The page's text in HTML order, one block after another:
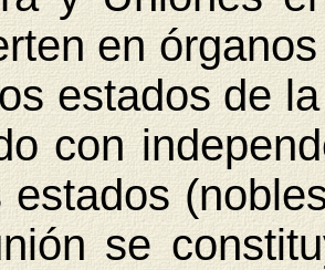
en
estados de
con
estados
se